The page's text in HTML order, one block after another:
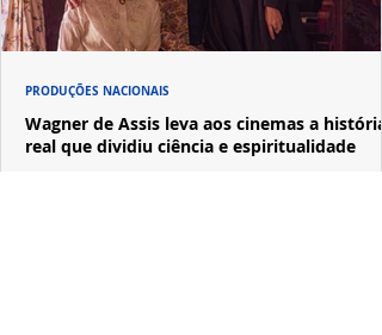
Wagner de Assis leva aos cinemas a história
real que dividiu ciência e espiritualidade
PRODUÇÕES NACIONAIS